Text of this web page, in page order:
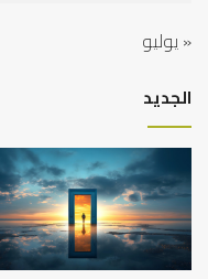
« يوليو
الجديد